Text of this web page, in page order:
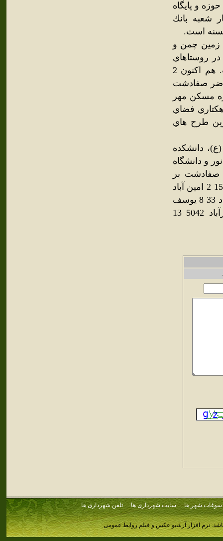
و پايگاه
شعبه بانك
است.
شامل زمين چمن و
روستاهاي
حريم است و از نظر سرانه ورزشي از رتبه خوبي برخوردار است. هم اكنون 2
صفادشت
است. پروژه مسكن مهر
و 500 واحد مسكوني ، موزه حيات وحش ، تفرجگاه100 هكتاري فضاي
طرح هاي
دانشكده
و دانشگاه
صفادشت بر
اساس آمار سال 1385 : رديف نام منطقه سال1385 1 صفادشت 15855 2 امين آباد
210 3 دهك 493 4 سلميان 136 5 ارسطو 971 6 كهريزك 389 7 نور آباد 33 8 يوسف
اباد 4158 9 اميريه 64 10 شريف آباد 139 11 شش 523 12 اميرآباد 5042 13
سوغات شهر ها سایت شهرداری ها تلفن شهرداری ها
نرم افزار آرشیو عکس و فیلم روابط عمومی